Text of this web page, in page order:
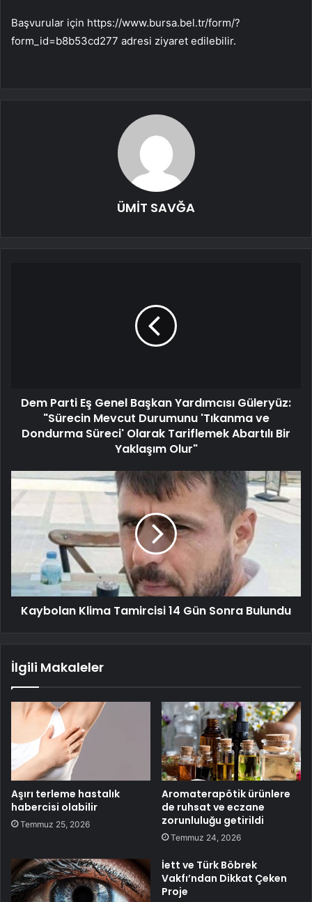
Başvurular için https://www.bursa.bel.tr/form/?
form_id=b8b53cd277 adresi ziyaret edilebilir.
ÜMİT SAVĞA
Dem Parti Eş Genel Başkan Yardımcısı Güleryüz:
"Sürecin Mevcut Durumunu 'Tıkanma ve
Dondurma Süreci' Olarak Tariflemek Abartılı Bir
Yaklaşım Olur"
Kaybolan Klima Tamircisi 14 Gün Sonra Bulundu
İlgili Makaleler
Aşırı terleme hastalık
habercisi olabilir
Temmuz 25, 2026
Aromaterapötik ürünlere
de ruhsat ve eczane
zorunluluğu getirildi
Temmuz 24, 2026
İett ve Türk Böbrek
Vakfı’ndan Dikkat Çeken
Proje